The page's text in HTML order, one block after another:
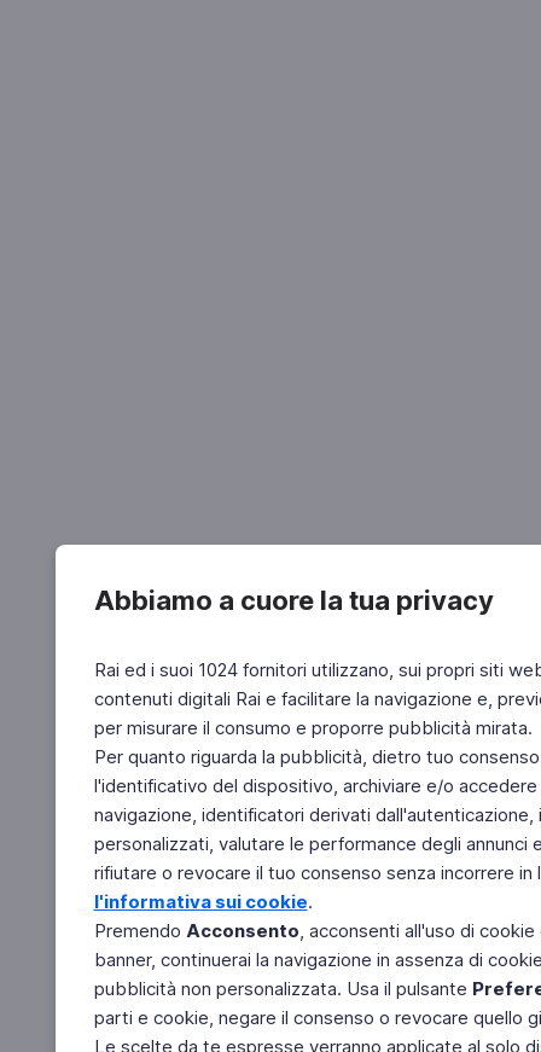
Abbiamo a cuore la tua privacy
Rai ed i suoi 1024 fornitori utilizzano, sui propri siti
contenuti digitali Rai e facilitare la navigazione e,
per misurare il consumo e proporre pubblicità mirata.
Per quanto riguarda la pubblicità, dietro tuo
l'identificativo del dispositivo, archiviare e/o
navigazione, identificatori derivati
personalizzati, valutare le performance degli
rifiutare o revocare il tuo consenso senza incorrere
l'informativa sui cookie.
Premendo Acconsento, acconsenti all'uso di
banner, continuerai la navigazione in assenza di
pubblicità non personalizzata. Usa il pulsante
parti e cookie, negare il consenso o revocare quello
Le scelte da te espresse verranno applicate al solo